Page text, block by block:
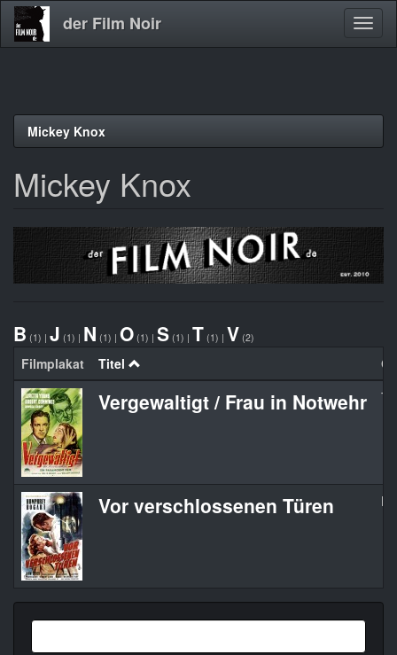
Direkt
der Film Noir
Mickey Knox
Mickey Knox
B (1) | J (1) | N (1) | O (1) | S (1) | T (1) | V (2)
Filmplakat Titel
Vergewaltigt / Frau in Notwehr
Vor verschlossenen Türen